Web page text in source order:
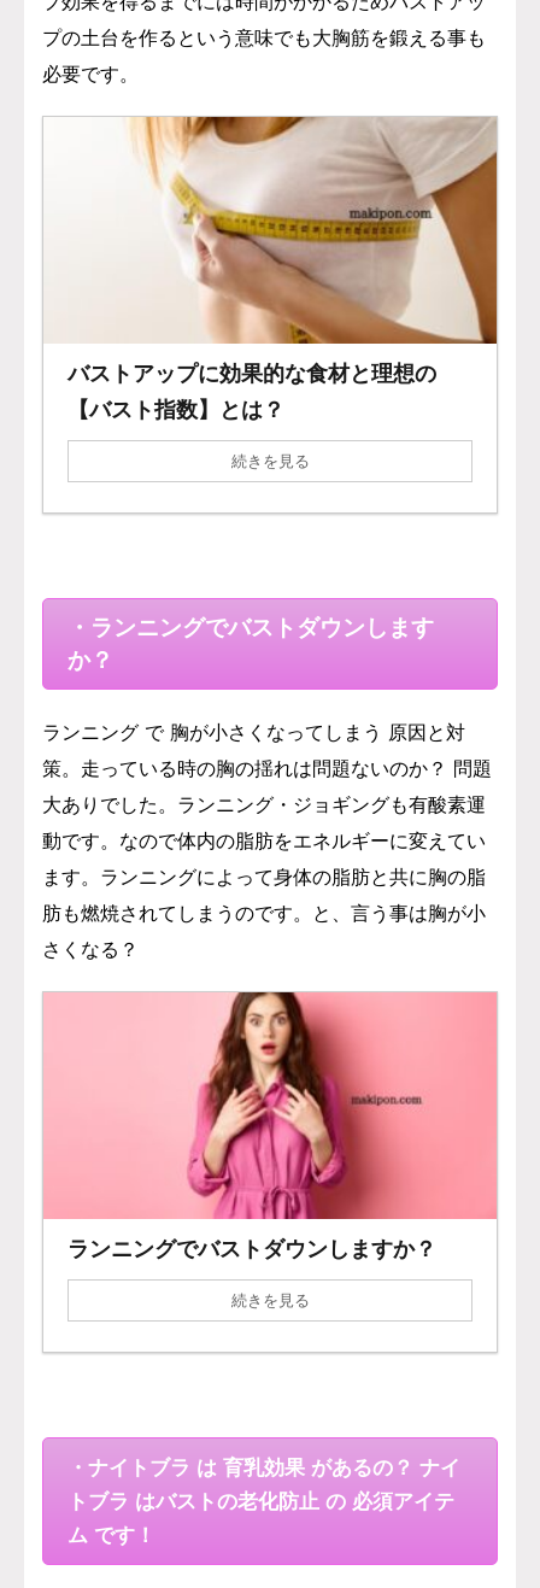
プの土台を作るという意味でも大胸筋を鍛える事も
必要です。
バストアップに効果的な食材と理想の
【バスト指数】とは？
続きを見る
・ランニングでバストダウンします
か？
ランニング で 胸が小さくなってしまう 原因と対
策。走っている時の胸の揺れは問題ないのか？ 問題
大ありでした。ランニング・ジョギングも有酸素運
動です。なので体内の脂肪をエネルギーに変えてい
ます。ランニングによって身体の脂肪と共に胸の脂
肪も燃焼されてしまうのです。と、言う事は胸が小
さくなる？
ランニングでバストダウンしますか？
続きを見る
・ナイトブラ は 育乳効果 があるの？ ナイ
トブラ はバストの老化防止 の 必須アイテ
ム です！